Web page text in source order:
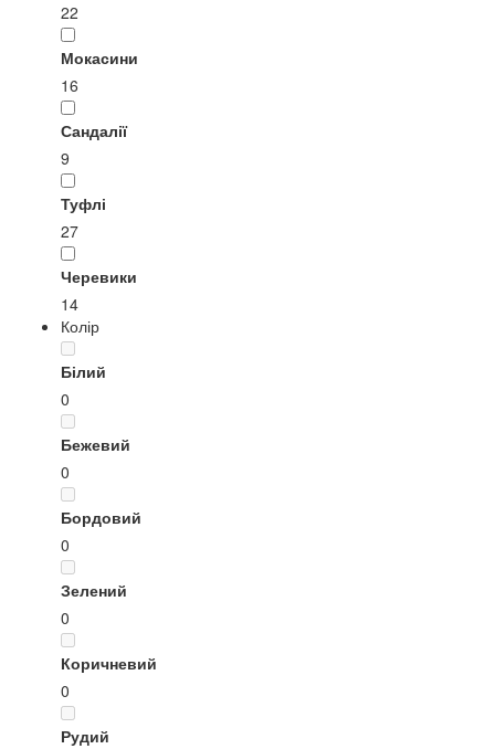
22
Мокасини
16
Сандалії
9
Туфлі
27
Черевики
14
Колір
Білий
0
Бежевий
0
Бордовий
0
Зелений
0
Коричневий
0
Рудий